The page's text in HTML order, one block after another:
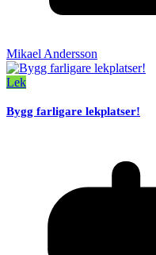
Mikael Andersson
Lek
Bygg farligare lekplatser!